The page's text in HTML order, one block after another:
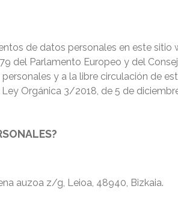
de datos personales en este sitio
del Parlamento Europeo y del
y a la libre circulación de
Orgánica 3/2018, de 5 de
auzoa z/g, Leioa, 48940, Bizkaia.